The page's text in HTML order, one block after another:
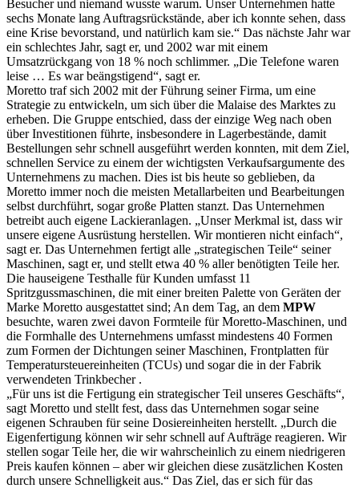
Besucher und niemand wusste warum. Unser Unternehmen hatte
sechs Monate lang Auftragsrückstände, aber ich konnte sehen, dass
eine Krise bevorstand, und natürlich kam sie.“ Das nächste Jahr war
ein schlechtes Jahr, sagt er, und 2002 war mit einem
Umsatzrückgang von 18 % noch schlimmer. „Die Telefone waren
leise … Es war beängstigend“, sagt er.
Moretto traf sich 2002 mit der Führung seiner Firma, um eine
Strategie zu entwickeln, um sich über die Malaise des Marktes zu
erheben. Die Gruppe entschied, dass der einzige Weg nach oben
über Investitionen führte, insbesondere in Lagerbestände, damit
Bestellungen sehr schnell ausgeführt werden konnten, mit dem Ziel,
schnellen Service zu einem der wichtigsten Verkaufsargumente des
Unternehmens zu machen. Dies ist bis heute so geblieben, da
Moretto immer noch die meisten Metallarbeiten und Bearbeitungen
selbst durchführt, sogar große Platten stanzt. Das Unternehmen
betreibt auch eigene Lackieranlagen. „Unser Merkmal ist, dass wir
unsere eigene Ausrüstung herstellen. Wir montieren nicht einfach“,
sagt er. Das Unternehmen fertigt alle „strategischen Teile“ seiner
Maschinen, sagt er, und stellt etwa 40 % aller benötigten Teile her.
Die hauseigene Testhalle für Kunden umfasst 11
Spritzgussmaschinen, die mit einer breiten Palette von Geräten der
Marke Moretto ausgestattet sind; An dem Tag, an dem MPW
besuchte, waren zwei davon Formteile für Moretto-Maschinen, und
die Formhalle des Unternehmens umfasst mindestens 40 Formen
zum Formen der Dichtungen seiner Maschinen, Frontplatten für
Temperatursteuereinheiten (TCUs) und sogar die in der Fabrik
verwendeten Trinkbecher .
„Für uns ist die Fertigung ein strategischer Teil unseres Geschäfts“,
sagt Moretto und stellt fest, dass das Unternehmen sogar seine
eigenen Schrauben für seine Dosiereinheiten herstellt. „Durch die
Eigenfertigung können wir sehr schnell auf Aufträge reagieren. Wir
stellen sogar Teile her, die wir wahrscheinlich zu einem niedrigeren
Preis kaufen können – aber wir gleichen diese zusätzlichen Kosten
durch unsere Schnelligkeit aus.“ Das Ziel, das er sich für das